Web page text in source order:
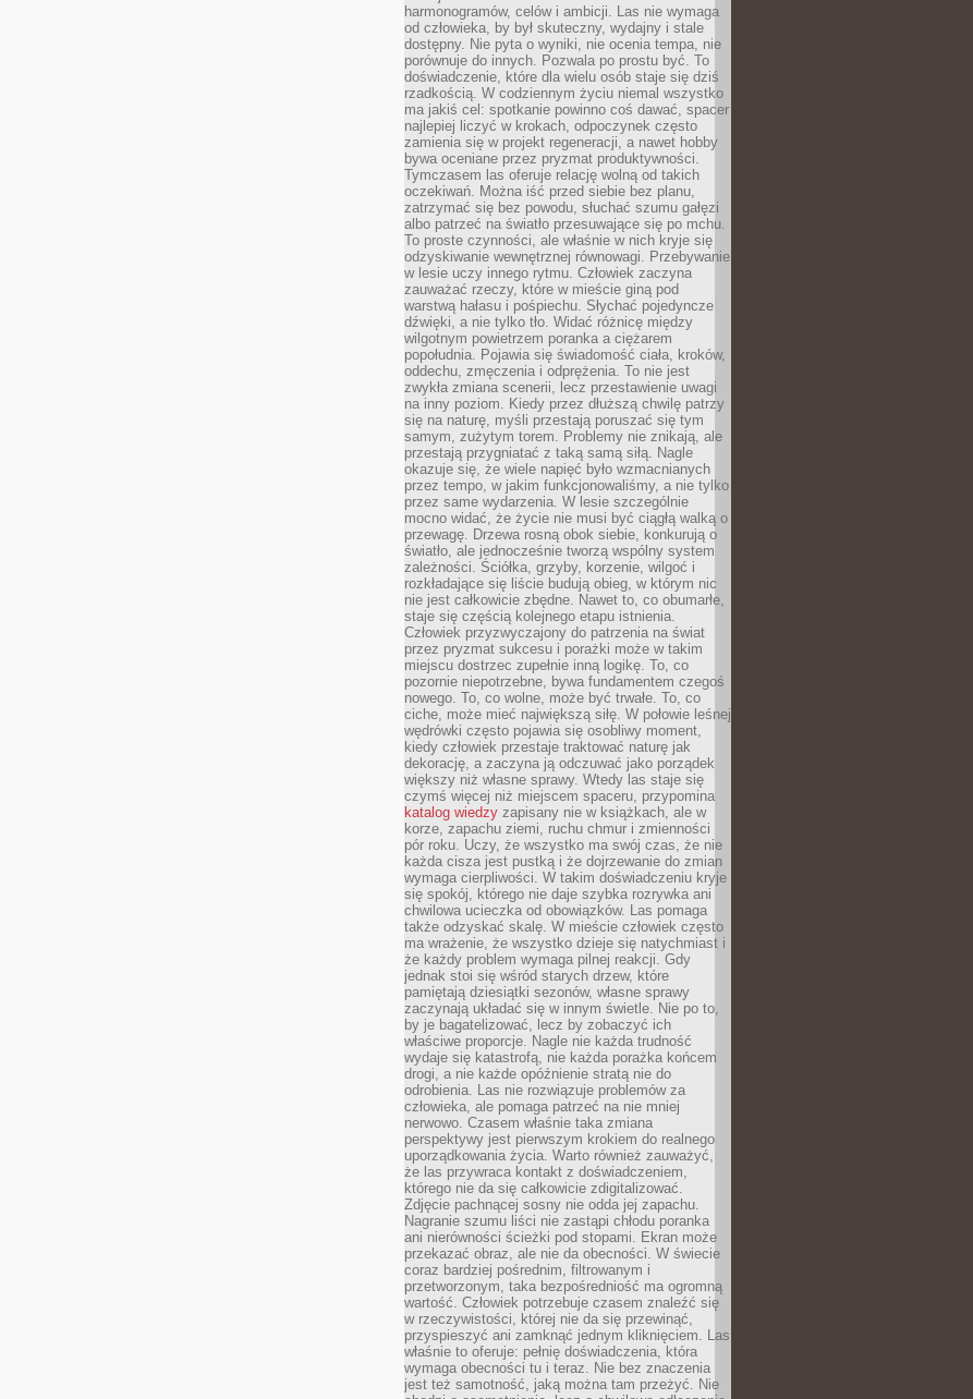
harmonogramów, celów i ambicji. Las nie wymaga
od człowieka, by był skuteczny, wydajny i stale
dostępny. Nie pyta o wyniki, nie ocenia tempa, nie
porównuje do innych. Pozwala po prostu być. To
doświadczenie, które dla wielu osób staje się dziś
rzadkością. W codziennym życiu niemal wszystko
ma jakiś cel: spotkanie powinno coś dawać, spacer
najlepiej liczyć w krokach, odpoczynek często
zamienia się w projekt regeneracji, a nawet hobby
bywa oceniane przez pryzmat produktywności.
Tymczasem las oferuje relację wolną od takich
oczekiwań. Można iść przed siebie bez planu,
zatrzymać się bez powodu, słuchać szumu gałęzi
albo patrzeć na światło przesuwające się po mchu.
To proste czynności, ale właśnie w nich kryje się
odzyskiwanie wewnętrznej równowagi. Przebywanie
w lesie uczy innego rytmu. Człowiek zaczyna
zauważać rzeczy, które w mieście giną pod
warstwą hałasu i pośpiechu. Słychać pojedyncze
dźwięki, a nie tylko tło. Widać różnicę między
wilgotnym powietrzem poranka a ciężarem
popołudnia. Pojawia się świadomość ciała, kroków,
oddechu, zmęczenia i odprężenia. To nie jest
zwykła zmiana scenerii, lecz przestawienie uwagi
na inny poziom. Kiedy przez dłuższą chwilę patrzy
się na naturę, myśli przestają poruszać się tym
samym, zużytym torem. Problemy nie znikają, ale
przestają przygniatać z taką samą siłą. Nagle
okazuje się, że wiele napięć było wzmacnianych
przez tempo, w jakim funkcjonowaliśmy, a nie tylko
przez same wydarzenia. W lesie szczególnie
mocno widać, że życie nie musi być ciągłą walką o
przewagę. Drzewa rosną obok siebie, konkurują o
światło, ale jednocześnie tworzą wspólny system
zależności. Ściółka, grzyby, korzenie, wilgoć i
rozkładające się liście budują obieg, w którym nic
nie jest całkowicie zbędne. Nawet to, co obumarłe,
staje się częścią kolejnego etapu istnienia.
Człowiek przyzwyczajony do patrzenia na świat
przez pryzmat sukcesu i porażki może w takim
miejscu dostrzec zupełnie inną logikę. To, co
pozornie niepotrzebne, bywa fundamentem czegoś
nowego. To, co wolne, może być trwałe. To, co
ciche, może mieć największą siłę. W połowie leśnej
wędrówki często pojawia się osobliwy moment,
kiedy człowiek przestaje traktować naturę jak
dekorację, a zaczyna ją odczuwać jako porządek
większy niż własne sprawy. Wtedy las staje się
czymś więcej niż miejscem spaceru, przypomina
katalog wiedzy zapisany nie w książkach, ale w
korze, zapachu ziemi, ruchu chmur i zmienności
pór roku. Uczy, że wszystko ma swój czas, że nie
każda cisza jest pustką i że dojrzewanie do zmian
wymaga cierpliwości. W takim doświadczeniu kryje
się spokój, którego nie daje szybka rozrywka ani
chwilowa ucieczka od obowiązków. Las pomaga
także odzyskać skalę. W mieście człowiek często
ma wrażenie, że wszystko dzieje się natychmiast i
że każdy problem wymaga pilnej reakcji. Gdy
jednak stoi się wśród starych drzew, które
pamiętają dziesiątki sezonów, własne sprawy
zaczynają układać się w innym świetle. Nie po to,
by je bagatelizować, lecz by zobaczyć ich
właściwe proporcje. Nagle nie każda trudność
wydaje się katastrofą, nie każda porażka końcem
drogi, a nie każde opóźnienie stratą nie do
odrobienia. Las nie rozwiązuje problemów za
człowieka, ale pomaga patrzeć na nie mniej
nerwowo. Czasem właśnie taka zmiana
perspektywy jest pierwszym krokiem do realnego
uporządkowania życia. Warto również zauważyć,
że las przywraca kontakt z doświadczeniem,
którego nie da się całkowicie zdigitalizować.
Zdjęcie pachnącej sosny nie odda jej zapachu.
Nagranie szumu liści nie zastąpi chłodu poranka
ani nierówności ścieżki pod stopami. Ekran może
przekazać obraz, ale nie da obecności. W świecie
coraz bardziej pośrednim, filtrowanym i
przetworzonym, taka bezpośredniość ma ogromną
wartość. Człowiek potrzebuje czasem znaleźć się
w rzeczywistości, której nie da się przewinąć,
przyspieszyć ani zamknąć jednym kliknięciem. Las
właśnie to oferuje: pełnię doświadczenia, która
wymaga obecności tu i teraz. Nie bez znaczenia
jest też samotność, jaką można tam przeżyć. Nie